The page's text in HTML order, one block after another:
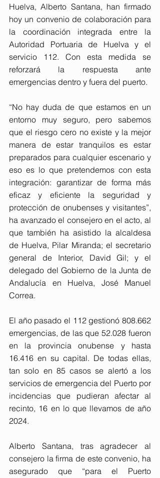
Huelva, Alberto Santana, han firmado
hoy un convenio de colaboración para
la coordinación integrada entre la
Autoridad Portuaria de Huelva y el
servicio 112. Con esta medida se
reforzará la respuesta ante
emergencias dentro y fuera del puerto.
“No hay duda de que estamos en un
entorno muy seguro, pero sabemos
que el riesgo cero no existe y la mejor
manera de estar tranquilos es estar
preparados para cualquier escenario y
eso es lo que pretendemos con esta
integración: garantizar de forma más
eficaz y eficiente la seguridad y
protección de onubenses y visitantes”,
ha avanzado el consejero en el acto, al
que también ha asistido la alcaldesa
de Huelva, Pilar Miranda; el secretario
general de Interior, David Gil; y el
delegado del Gobierno de la Junta de
Andalucía en Huelva, José Manuel
Correa.
El año pasado el 112 gestionó 808.662
emergencias, de las que 52.028 fueron
en la provincia onubense y hasta
16.416 en su capital. De todas ellas,
tan solo en 85 casos se alertó a los
servicios de emergencia del Puerto por
incidencias que pudieran afectar al
recinto, 16 en lo que llevamos de año
2024.
Alberto Santana, tras agradecer al
consejero la firma de este convenio, ha
asegurado que “para el Puerto